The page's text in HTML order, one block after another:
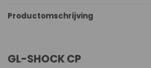
Productomschrijving
GL-SHOCK CP